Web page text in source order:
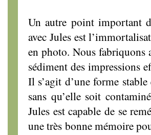
Un autre point important
avec Jules est
en photo. Nous fabriquons
sédiment des impressions
Il s’agit d’une forme
sans qu’elle soit
Jules est capable de se
une très bonne mémoire